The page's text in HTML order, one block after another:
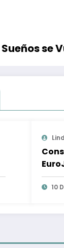
se
10